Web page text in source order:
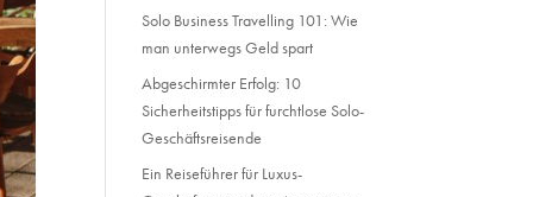
Solo Business Travelling 101: Wie
man unterwegs Geld spart
Abgeschirmter Erfolg: 10
Sicherheitstipps für furchtlose Solo-
Geschäftsreisende
Ein Reiseführer für Luxus-